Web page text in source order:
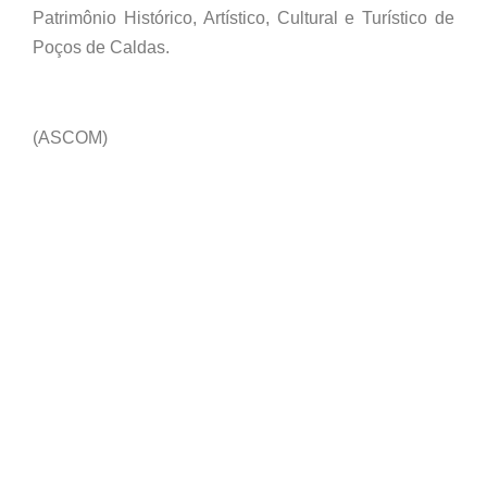
Patrimônio Histórico, Artístico, Cultural e Turístico de
Poços de Caldas.
(ASCOM)